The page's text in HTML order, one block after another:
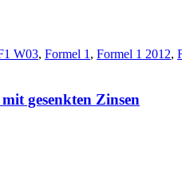
W03, Formel 1 , Formel 1 2012,
gesenkten Zinsen